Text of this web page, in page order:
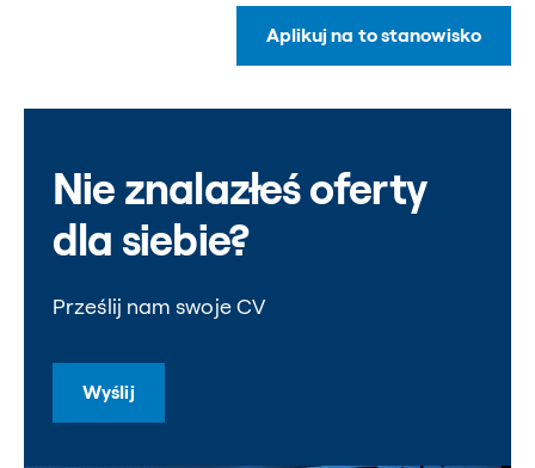
Aplikuj na to stanowisko
Nie znalazłeś oferty
dla siebie?
Prześlij nam swoje CV
Wyślij